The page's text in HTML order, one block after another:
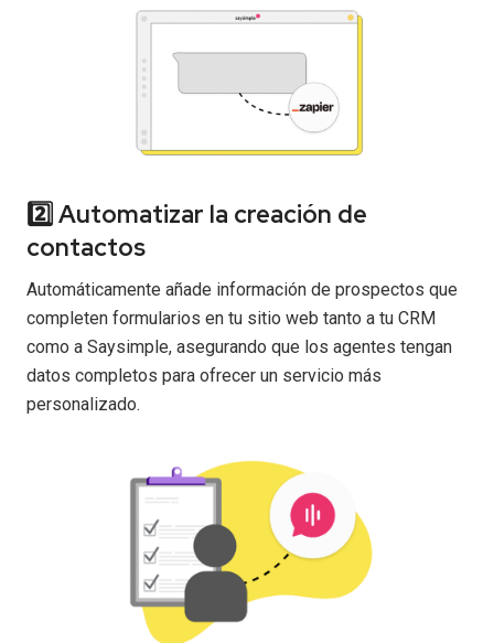
2️⃣ Automatizar la creación de
contactos
Automáticamente añade información de prospectos que
completen formularios en tu sitio web tanto a tu CRM
como a Saysimple, asegurando que los agentes tengan
datos completos para ofrecer un servicio más
personalizado.